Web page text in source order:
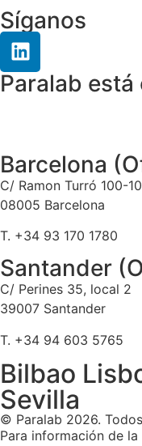
Síganos
Paralab
Barcelona
C/ Ramon Turró 100-
08005 Barcelona
T. +34 93 170 1780
Santander
C/ Perines 35, local 2
39007 Santander
T. +34 94 603 5765
Bilbao
Sevilla
© Paralab 2026.
Para información de